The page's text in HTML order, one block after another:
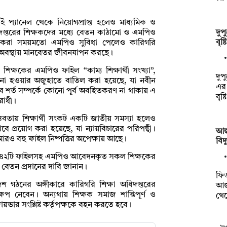
প্যানেল থেকে নিয়োগপ্রাপ্ত হলেও মাধ্যমিক ও
শিক্ষকদের মধ্যে বেতন কাঠামো ও এমপিও
সময়মতো এমপিও সুবিধা পেলেও কারিগরি
মানবেতর জীবনযাপন করছে।
এমপিও ফাইল “কাম্য শিক্ষার্থী সংখ্যা”,
না হওয়ার অজুহাতে বাতিল করা হয়েছে, যা নবীন
শর্ত সম্পর্কে কোনো পূর্ব অবহিতকরণ না থাকায় এ
শিক্ষার্থী সংকট একটি জাতীয় সমস্যা হলেও
প্রয়োগ করা হয়েছে, যা ন্যায়বিচারের পরিপন্থী।
বহু ফাইল নিষ্পত্তির অপেক্ষায় আছে।
ফাইলসহ এমপিও আবেদনকৃত সকল শিক্ষকের
প্রদানের দাবি জানান।
অঙ্গীকারে কারিগরি শিক্ষা অধিদপ্তরের
নেবেন। অন্যথায় শিক্ষক সমাজ শান্তিপূর্ণ ও
সংশ্লিষ্ট কর্তৃপক্ষকে বহন করতে হবে।
এর
আজ
আজ